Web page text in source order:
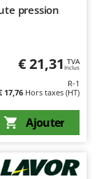
pression
€ 21,31 TVA
Inclus
R-1
17,76 Hors taxes (HT)
Ajouter